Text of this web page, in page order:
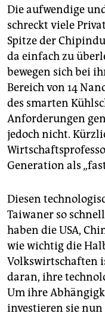
Die aufwendige
schreckt viele
Spitze der
da einfach zu
bewegen sich bei
Bereich von 14
des smarten
Anforderungen
jedoch nicht.
Generation als
Diesen
Taiwaner so
haben die USA,
wie wichtig die
Volkswirtschaften
daran, ihre
Um ihre
investieren sie nun